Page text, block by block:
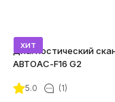
хит
Диагностический
АВТОАС-F16 G2
5.0 (1)